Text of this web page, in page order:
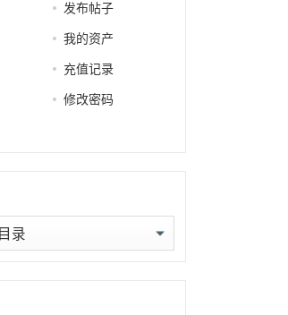
发布帖子
我的资产
充值记录
修改密码